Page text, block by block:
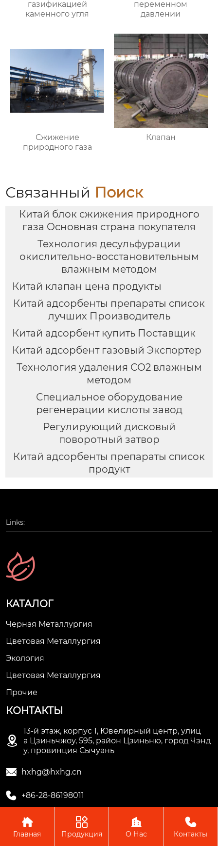
газификацией
каменного угля
переменном
давлении
Сжижение
природного газа
Клапан
Связанный Поиск
Китай блок сжижения природного
газа Основная страна покупателя
Технология десульфурации
окислительно-восстановительным
влажным методом
Китай клапан цена продукты
Китай адсорбенты препараты список
лучших Производитель
Китай адсорбент купить Поставщик
Китай адсорбент газовый Экспортер
Технология удаления СО2 влажным
методом
Специальное оборудование
регенерации кислоты завод
Регулирующий дисковый
поворотный затвор
Китай адсорбенты препараты список
продукт
Links:
КАТАЛОГ
Черная Металлургия
Цветовая Металлургия
Экология
Цветовая Металлургия
Прочие
КОНТАКТЫ

13-й этаж, корпус 1, Ювелирный центр, улиц
а Цзиньчжоу, 595, район Цзиньню, город Чэнд
у, провинция Сычуань
 hxhg@hxhg.cn
 +86-28-86198011
Copyright © ООО Чэнду Ичжи Технолоджи

Главная

Продукция

О Нас

Контакты
Пожалуйста, оставьте нам сообщение